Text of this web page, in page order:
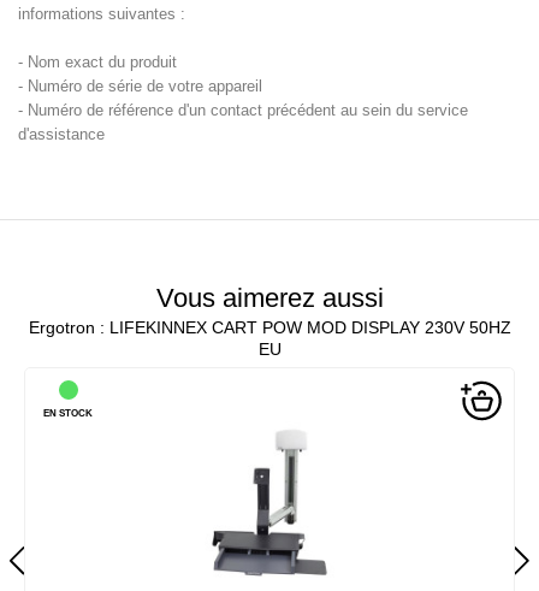
informations suivantes :
- Nom exact du produit
- Numéro de série de votre appareil
- Numéro de référence d'un contact précédent au sein du service
d'assistance
Vous aimerez aussi
Ergotron : LIFEKINNEX CART POW MOD DISPLAY 230V 50HZ
EU
EN STOCK